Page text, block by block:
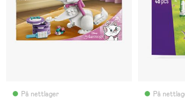
På nettlager På